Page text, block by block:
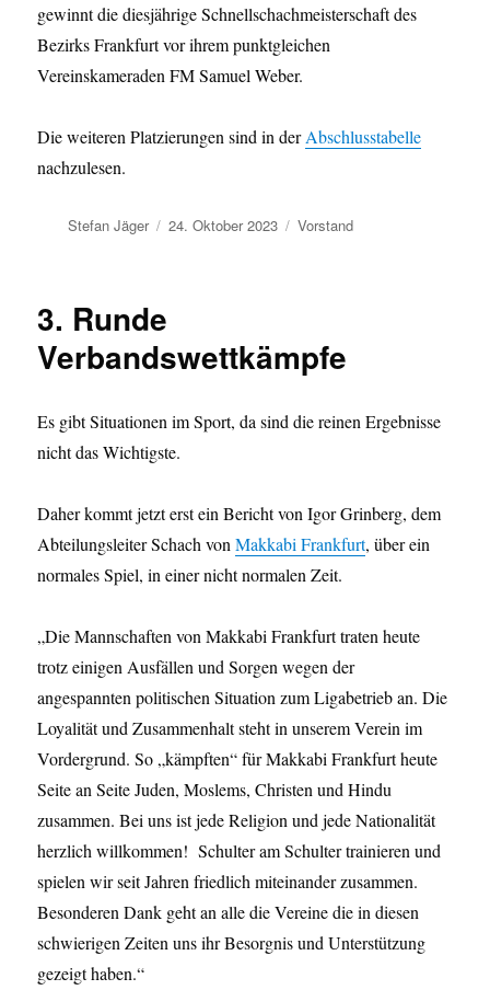
gewinnt die diesjährige Schnellschachmeisterschaft des
Bezirks Frankfurt vor ihrem punktgleichen
Vereinskameraden FM Samuel Weber.
Die weiteren Platzierungen sind in derAbschlusstabelle
nachzulesen.
Autor
Stefan Jäger
Veröffentlicht
24. Oktober 2023 Kategorien
Vorstand
3. Runde
Verbandswettkämpfe
Es gibt Situationen im Sport, da sind die reinen Ergebnisse
nicht das Wichtigste.
Daher kommt jetzt erst ein Bericht von Igor Grinberg, dem
Abteilungsleiter Schach vonMakkabi Frankfurt, über ein
normales Spiel, in einer nicht normalen Zeit.
„Die Mannschaften von Makkabi Frankfurt traten heute
trotz einigen Ausfällen und Sorgen wegen der
angespannten politischen Situation zum Ligabetrieb an. Die
Loyalität und Zusammenhalt steht in unserem Verein im
Vordergrund. So „kämpften“ für Makkabi Frankfurt heute
Seite an Seite Juden, Moslems, Christen und Hindu
zusammen. Bei uns ist jede Religion und jede Nationalität
herzlich willkommen! Schulter am Schulter trainieren und
spielen wir seit Jahren friedlich miteinander zusammen.
Besonderen Dank geht an alle die Vereine die in diesen
schwierigen Zeiten uns ihr Besorgnis und Unterstützung
gezeigt haben.“